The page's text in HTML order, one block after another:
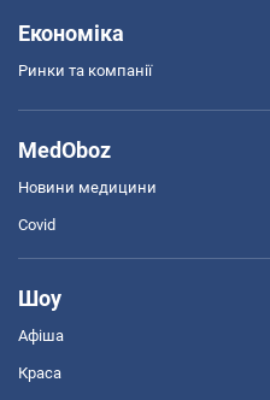
Економіка
Ринки та компанії
MedOboz
Новини медицини
Covid
Шоу
Афіша
Краса